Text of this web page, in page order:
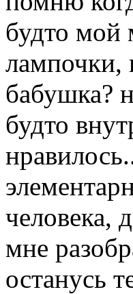
будто мой
лампочки,
будто
мне
останусь